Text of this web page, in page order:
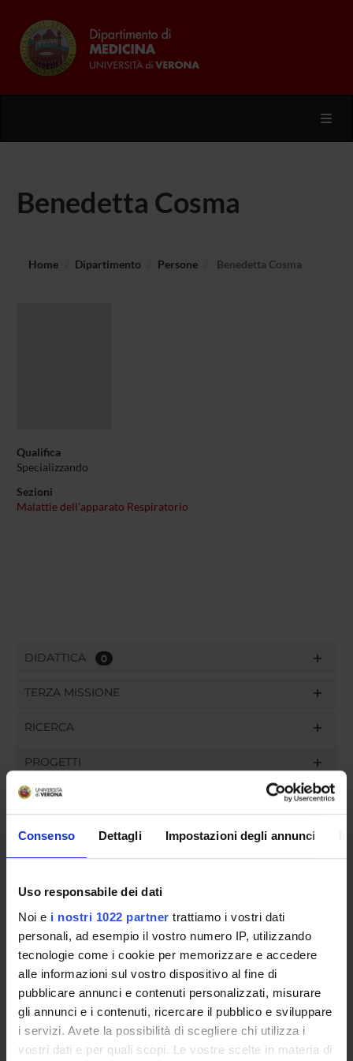
Consenso Dettagli Impostazioni degli annunci
Uso responsabile dei dati
Noi e i nostri 1022 partner trattiamo i vostri dati
personali, ad esempio il vostro numero IP, utilizzando
tecnologie come i cookie per memorizzare e accedere
alle informazioni sul vostro dispositivo al fine di
pubblicare annunci e contenuti personalizzati, misurare
gli annunci e i contenuti, ricercare il pubblico e sviluppare
i servizi. Avete la possibilità di scegliere chi utilizza i
vostri dati e per quali scopi. Le vostre scelte in materia di
Benedetta Cosma
Home Dipartimento Persone Benedetta Cosma
Qualifica
Specializzando
Sezioni
Malattie dell'apparato Respiratorio
DIDATTICA 0
TERZA MISSIONE
RICERCA
PROGETTI
INCARICHI
GOVERNANCE
COMMISSIONI
UFFICI E STRUTTURE DI SERVIZIO
SERVIZI DI SEGRETERIA STUDENTI